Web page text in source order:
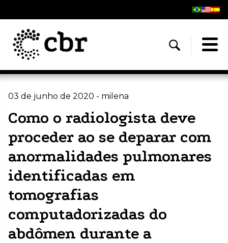
03 de junho de 2020 - milena
Como o radiologista deve
proceder ao se deparar com
anormalidades pulmonares
identificadas em
tomografias
computadorizadas do
abdômen durante a